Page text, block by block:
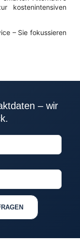
kostenintensiven
– Sie fokussieren
– wir